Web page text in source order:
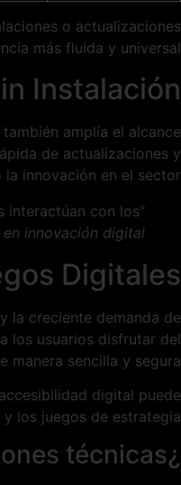
o actualizaciones
más fluida y universal.
Instalación
amplía el alcance
de actualizaciones y
innovación en el sector.
interactúan con los
innovación digital
Digitales
la creciente demanda de
los usuarios disfrutar del
manera sencilla y segura.
digital puede
los juegos de estrategia.
¿Quieres experimentar juegos históricos sin complicaciones técnicas?